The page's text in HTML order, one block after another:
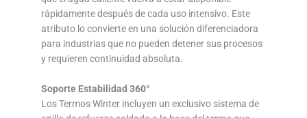
rápidamente después de cada uso intensivo. Este
atributo lo convierte en una solución diferenciadora
para industrias que no pueden detener sus procesos
y requieren continuidad absoluta.
Soporte Estabilidad 360°
Los Termos Winter incluyen un exclusivo sistema de